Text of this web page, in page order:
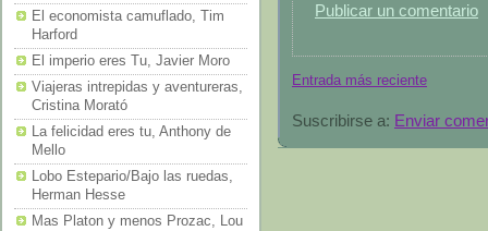
El economista camuflado, Tim
Harford
El imperio eres Tu, Javier Moro
Viajeras intrepidas y aventureras,
Cristina Morató
La felicidad eres tu, Anthony de
Mello
Lobo Estepario/Bajo las ruedas,
Herman Hesse
Mas Platon y menos Prozac, Lou
Publicar un comentario
Entrada más reciente
Suscribirse a: Enviar